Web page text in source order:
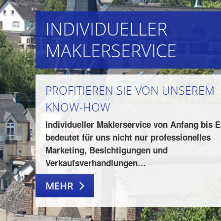
INDIVIDUELLER
MAKLERSERVICE
PROFITIEREN SIE VON UNSEREM
KNOW-HOW
Individueller Maklerservice von Anfang bis
bedeutet für uns nicht nur professionelles
Marketing, Besichtigungen und
Verkaufsverhandlungen…
MEHR